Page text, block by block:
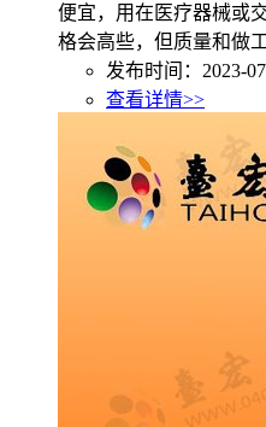
便宜，用在医疗器械或
格会高些，但质量和做
发布时间：2023-
查看详情>>